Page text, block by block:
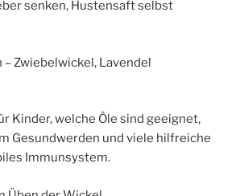
senken, Hustensaft selbst
Zwiebelwickel, Lavendel
Kinder, welche Öle sind geeignet,
Gesundwerden und viele hilfreiche
Immunsystem.